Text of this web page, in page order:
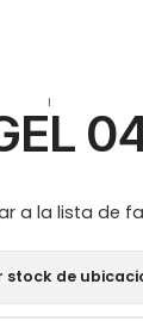
|
a la lista de
stock de